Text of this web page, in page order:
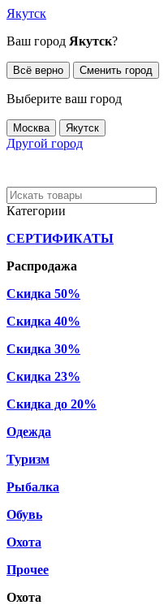
Якутск
Ваш город Якутск?
Всё верно Сменить город
Выберите ваш город
Москва Якутск
Другой город
Категории
СЕРТИФИКАТЫ
Распродажа
Скидка 50%
Скидка 40%
Скидка 30%
Скидка 23%
Скидка до 20%
Одежда
Туризм
Рыбалка
Обувь
Охота
Прочее
Охота